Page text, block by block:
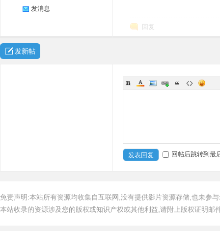
发消息
回复
发新帖
发表回复 回帖后跳转到最
免责声明:本站所有资源均收集自互联网,没有提供影片资源存储,也未参
本站收录的资源涉及您的版权或知识产权或其他利益,请附上版权证明